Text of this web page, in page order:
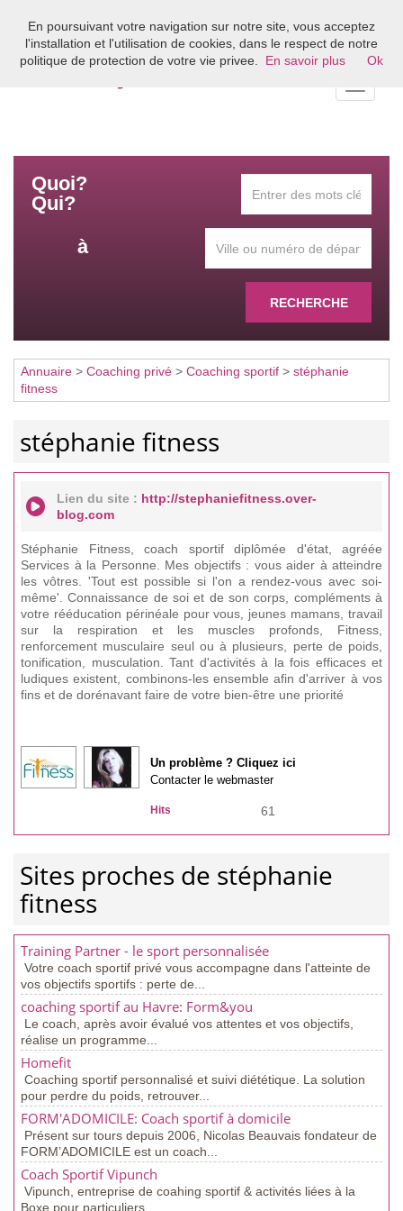
Bienvenue sur l'annuaire du coaching en France
Quoi?
Qui?
à
RECHERCHE
Annuaire > Coaching privé > Coaching sportif > stéphanie
fitness
stéphanie fitness
Lien du site : http://stephaniefitness.over-
blog.com
Stéphanie Fitness, coach sportif diplômée d'état, agréée
Services à la Personne. Mes objectifs : vous aider à atteindre
les vôtres. 'Tout est possible si l'on a rendez-vous avec soi-
même'. Connaissance de soi et de son corps, compléments à
votre rééducation périnéale pour vous, jeunes mamans, travail
sur la respiration et les muscles profonds, Fitness,
renforcement musculaire seul ou à plusieurs, perte de poids,
tonification, musculation. Tant d'activités à la fois efficaces et
ludiques existent, combinons-les ensemble afin d'arriver à vos
fins et de dorénavant faire de votre bien-être une priorité
Un problème ? Cliquez ici
Contacter le webmaster
Hits 61
Sites proches de stéphanie
fitness
Training Partner - le sport personnalisée
Votre coach sportif privé vous accompagne dans l'atteinte de
vos objectifs sportifs : perte de...
coaching sportif au Havre: Form&you
Le coach, après avoir évalué vos attentes et vos objectifs,
réalise un programme...
Homefit
Coaching sportif personnalisé et suivi diététique. La solution
pour perdre du poids, retrouver...
FORM'ADOMICILE: Coach sportif à domicile
Présent sur tours depuis 2006, Nicolas Beauvais fondateur de
FORM’ADOMICILE est un coach...
Coach Sportif Vipunch
Vipunch, entreprise de coahing sportif & activités liées à la
Boxe pour particuliers,...
En poursuivant votre navigation sur notre site, vous acceptez
l'installation et l'utilisation de cookies, dans le respect de notre
politique de protection de votre vie privee.
En savoir plus Ok